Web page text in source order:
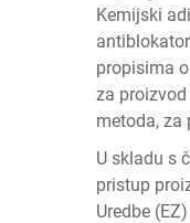
Kemijski
propisima
za
metoda, za
U skladu s
pristup
Uredbe